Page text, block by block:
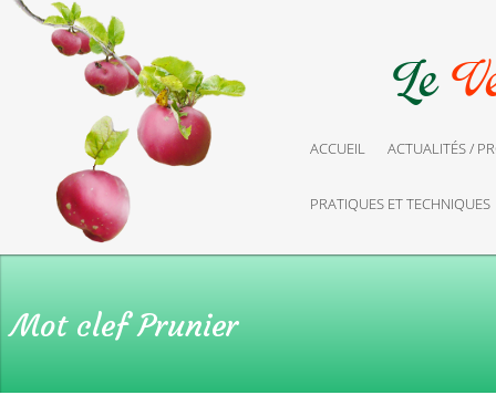
ACCUEIL ACTUALITÉS /
PRATIQUES ET TECHNIQUES
Mot clefPrunier